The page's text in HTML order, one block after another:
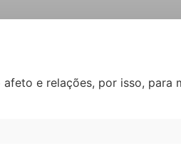
e relações, por isso, para